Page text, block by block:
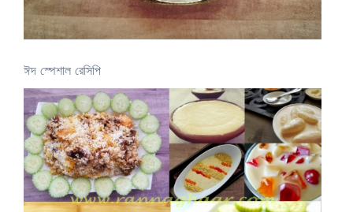
ঈদ স্পেশাল রেসিপি